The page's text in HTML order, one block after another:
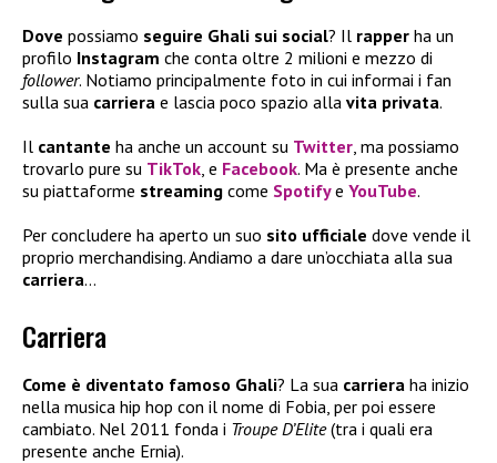
Dove possiamo seguire Ghali sui social? Il rapper ha un
profilo Instagram che conta oltre 2 milioni e mezzo di
follower. Notiamo principalmente foto in cui informai i fan
sulla sua carriera e lascia poco spazio alla vita privata.
Il cantante ha anche un account su Twitter, ma possiamo
trovarlo pure su TikTok, e Facebook. Ma è presente anche
su piattaforme streaming come Spotifye YouTube.
Per concludere ha aperto un suo sito ufficiale dove vende il
proprio merchandising. Andiamo a dare un’occhiata alla sua
carriera…
Carriera
Come è diventato famoso Ghali? La sua carriera ha inizio
nella musica hip hop con il nome di Fobia, per poi essere
cambiato. Nel 2011 fonda i Troupe D’Elite(tra i quali era
presente anche Ernia).